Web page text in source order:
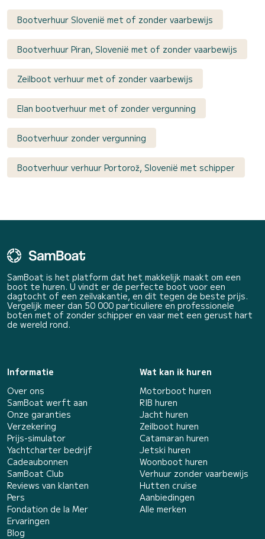
Bootverhuur Slovenië met of zonder vaarbewijs
Bootverhuur Piran, Slovenië met of zonder vaarbewijs
Zeilboot verhuur met of zonder vaarbewijs
Elan bootverhuur met of zonder vergunning
Bootverhuur zonder vergunning
Bootverhuur verhuur Portorož, Slovenië met schipper
SamBoat is het platform dat het makkelijk maakt om een
boot te huren. U vindt er de perfecte boot voor een
dagtocht of een zeilvakantie, en dit tegen de beste prijs.
Vergelijk meer dan 50 000 particuliere en professionele
boten met of zonder schipper en vaar met een gerust hart
de wereld rond.
Informatie
Over ons
SamBoat werft aan
Onze garanties
Verzekering
Prijs-simulator
Yachtcharter bedrijf
Cadeaubonnen
SamBoat Club
Reviews van klanten
Pers
Fondation de la Mer
Ervaringen
Blog
Wat kan ik huren
Motorboot huren
RIB huren
Jacht huren
Zeilboot huren
Catamaran huren
Jetski huren
Woonboot huren
Verhuur zonder vaarbewijs
Hutten cruise
Aanbiedingen
Alle merken